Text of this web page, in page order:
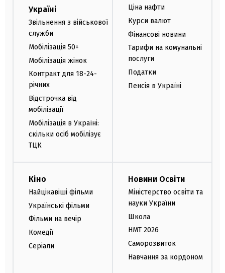
Україні
Звільнення з військової
служби
Мобілізація 50+
Мобілізація жінок
Контракт для 18-24-
річних
Відстрочка від
мобілізації
Мобілізація в Україні:
скільки осіб мобілізує
ТЦК
Ціна нафти
Курси валют
Фінансові новини
Тарифи на комунальні
послуги
Податки
Пенсія в Україні
Кіно
Найцікавіші фільми
Українські фільми
Фільми на вечір
Комедії
Серіали
Новини Освіти
Міністерство освіти та
науки України
Школа
НМТ 2026
Саморозвиток
Навчання за кордоном